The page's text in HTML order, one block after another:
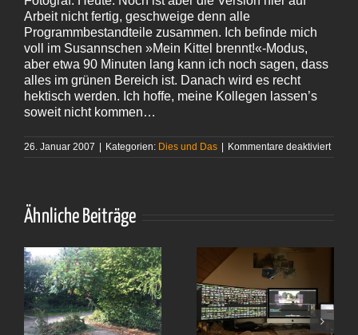
Arbeit nicht fertig, geschweige denn alle
Programmbestandteile zusammen. Ich befinde mich
voll im Susannschen »Mein Kittel brennt!«-Modus,
aber etwa 90 Minuten lang kann ich noch sagen, dass
alles im grünen Bereich ist. Danach wird es recht
hektisch werden. Ich hoffe, meine Kollegen lassen’s
soweit nicht kommen…
26. Januar 2007 | Kategorien: Dies und Das | Kommentare deaktiviertfür
Ähnliche Beiträge